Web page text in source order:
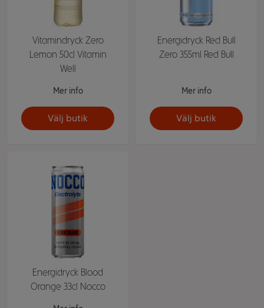
Vitamindryck Zero
Lemon 50cl Vitamin
Well
Mer info
Välj butik
Energidryck Red Bull
Zero 355ml Red Bull
Mer info
Välj butik
Energidryck Blood
Orange 33cl Nocco